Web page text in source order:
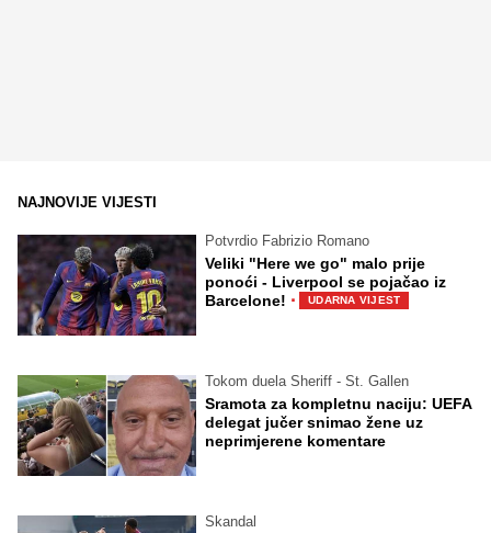
NAJNOVIJE VIJESTI
Potvrdio Fabrizio Romano
Veliki "Here we go" malo prije
ponoći - Liverpool se pojačao iz
Barcelone! · UDARNA VIJEST
Tokom duela Sheriff - St. Gallen
Sramota za kompletnu naciju: UEFA
delegat jučer snimao žene uz
neprimjerene komentare
Skandal